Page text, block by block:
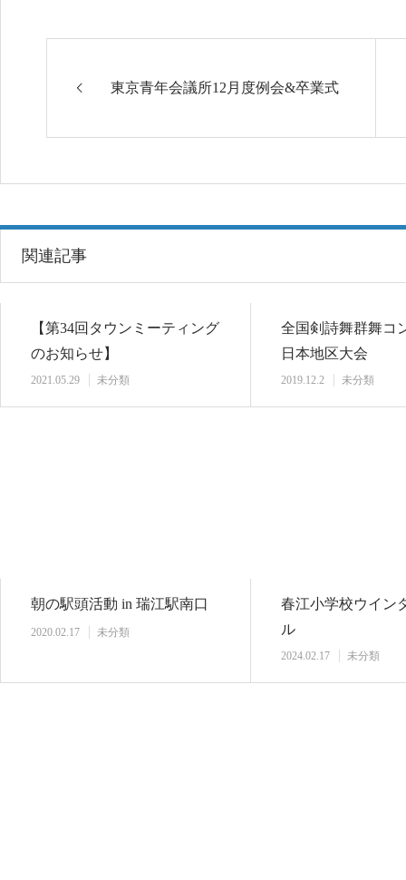
東京青年会議所12月度例会&卒業式
関連記事
【第34回タウンミーティング
のお知らせ】
2021.05.29 未分類
全国剣詩舞群舞コ
日本地区大会
2019.12.2 未分類
朝の駅頭活動 in 瑞江駅南口
2020.02.17 未分類
春江小学校ウイン
ル
2024.02.17 未分類